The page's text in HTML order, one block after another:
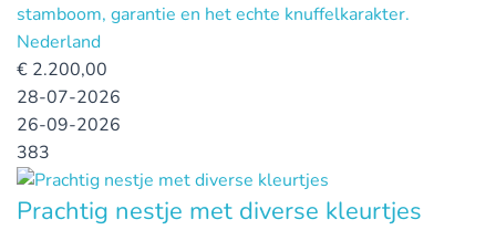
stamboom, garantie en het echte knuffelkarakter.
Nederland
€ 2.200,00
28-07-2026
26-09-2026
383
Prachtig nestje met diverse kleurtjes